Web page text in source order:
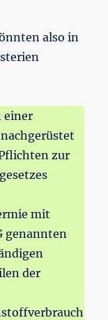
also in
einer
zur
mit
genannten
der